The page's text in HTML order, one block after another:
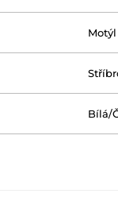
Motýl
Bílá/